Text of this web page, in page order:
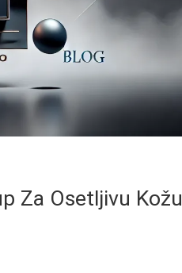
Za Osetljivu Kožu